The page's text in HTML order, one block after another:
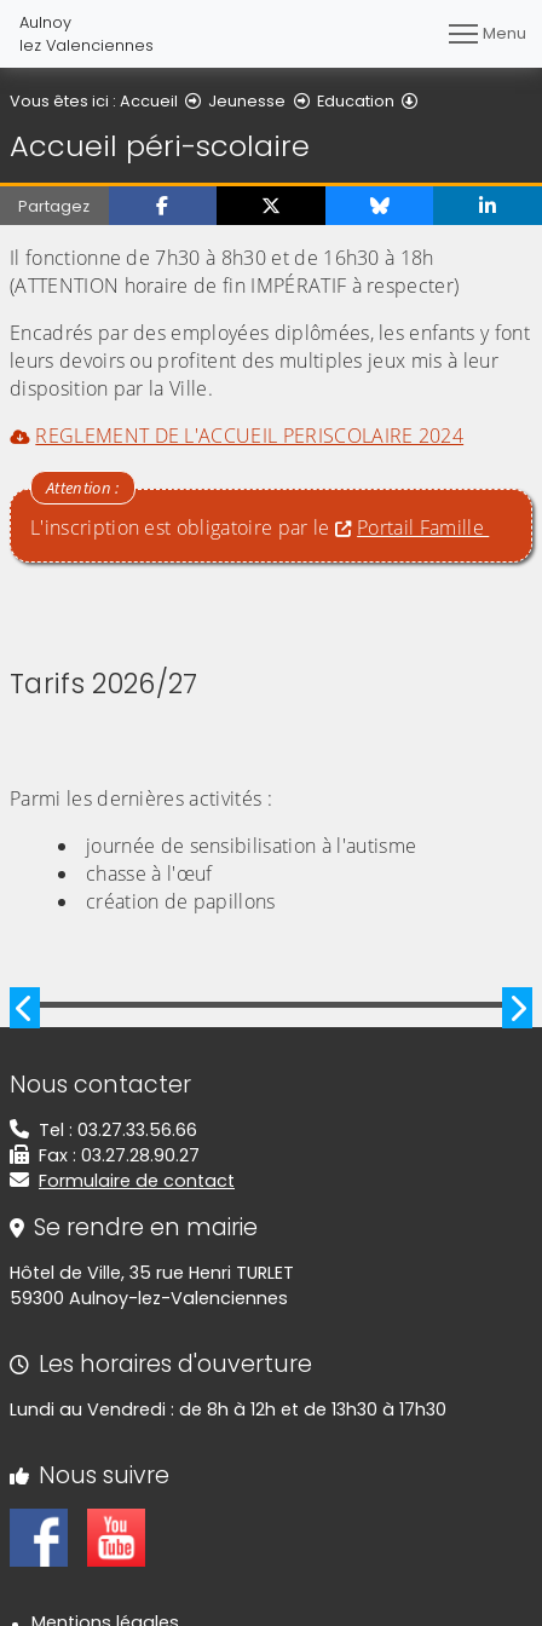
Aulnoy
lez Valenciennes
Menu
Vous êtes ici : Accueil Jeunesse Education
Accueil péri-scolaire
Partagez
Il fonctionne de 7h30 à 8h30 et de 16h30 à 18h
(ATTENTION horaire de fin IMPÉRATIF à respecter)
Encadrés par des employées diplômées, les enfants y font
leurs devoirs ou profitent des multiples jeux mis à leur
disposition par la Ville.
REGLEMENT DE L'ACCUEIL PERISCOLAIRE 2024
L'inscription est obligatoire par le Portail Famille
Tarifs 2026/27
Parmi les dernières activités :
journée de sensibilisation à l'autisme
chasse à l'œuf
création de papillons
Image précédente
Informations de contact
Nous contacter
Tel : 03.27.33.56.66
Fax : 03.27.28.90.27
Formulaire de contact
Se rendre en mairie
Hôtel de Ville, 35 rue Henri TURLET
59300 Aulnoy-lez-Valenciennes
Les horaires d'ouverture
Lundi au Vendredi : de 8h à 12h et de 13h30 à 17h30
Nous suivre